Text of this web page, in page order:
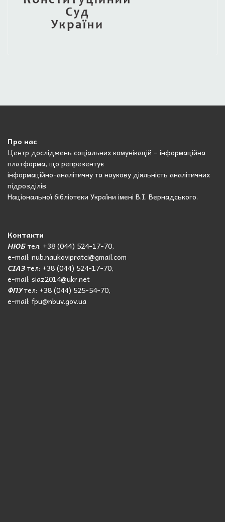
Про нас
Центр досліджень соціальних комунікацій – інформаційна
платформа, що репрезентує
інформаційно-аналітичну та наукову діяльність аналітичних
підрозділів
Національної бібліотеки України імені В.І. Вернадського.
Контакти
НЮБтел: +38 (044) 524-17-70,
e-mail: nub.naukovipratci@gmail.com
СІАЗтел: +38 (044) 524-17-70,
e-mail: siaz2014@ukr.net
ФПУтел: +38 (044) 525-54-70,
e-mail: fpu@nbuv.gov.ua